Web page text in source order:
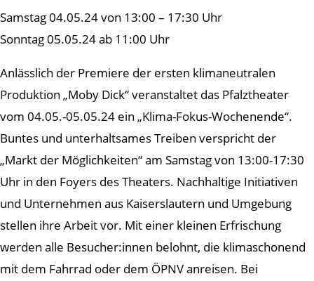
Samstag 04.05.24 von 13:00 – 17:30 Uhr
Sonntag 05.05.24 ab 11:00 Uhr
Anlässlich der Premiere der ersten klimaneutralen
Produktion „Moby Dick“ veranstaltet das Pfalztheater
vom 04.05.-05.05.24 ein „Klima-Fokus-Wochenende“.
Buntes und unterhaltsames Treiben verspricht der
„Markt der Möglichkeiten“ am Samstag von 13:00-17:30
Uhr in den Foyers des Theaters. Nachhaltige Initiativen
und Unternehmen aus Kaiserslautern und Umgebung
stellen ihre Arbeit vor. Mit einer kleinen Erfrischung
werden alle Besucher:innen belohnt, die klimaschonend
mit dem Fahrrad oder dem ÖPNV anreisen. Bei